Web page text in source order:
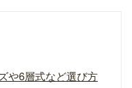
や6層式など選び方